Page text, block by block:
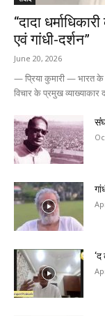
“दादा
एवं गांधी-दर्शन”
June 20, 2026
— प्रिया कुमारी — भारत के
विचार के प्रमुख व्याख्याकार